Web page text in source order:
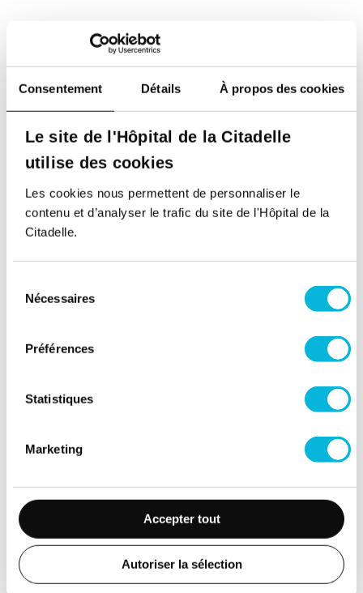
Consentement Détails À propos des cookies
Le site de l'Hôpital de la Citadelle
utilise des cookies
Les cookies nous permettent de personnaliser le
contenu et d’analyser le trafic du site de l'Hôpital de la
Citadelle.
Nécessaires
Préférences
Statistiques
Marketing
Accepter tout
Autoriser la sélection
Service d'Anesthésie
Contacter le service
Retour à tous nos spécialistes
Soutenez notre Fondation
financer des projets qui améliorent
directement le bien-être des patients et
Découvrir la Fondation
Espace Patient
Professionnels de la santé
Jobs